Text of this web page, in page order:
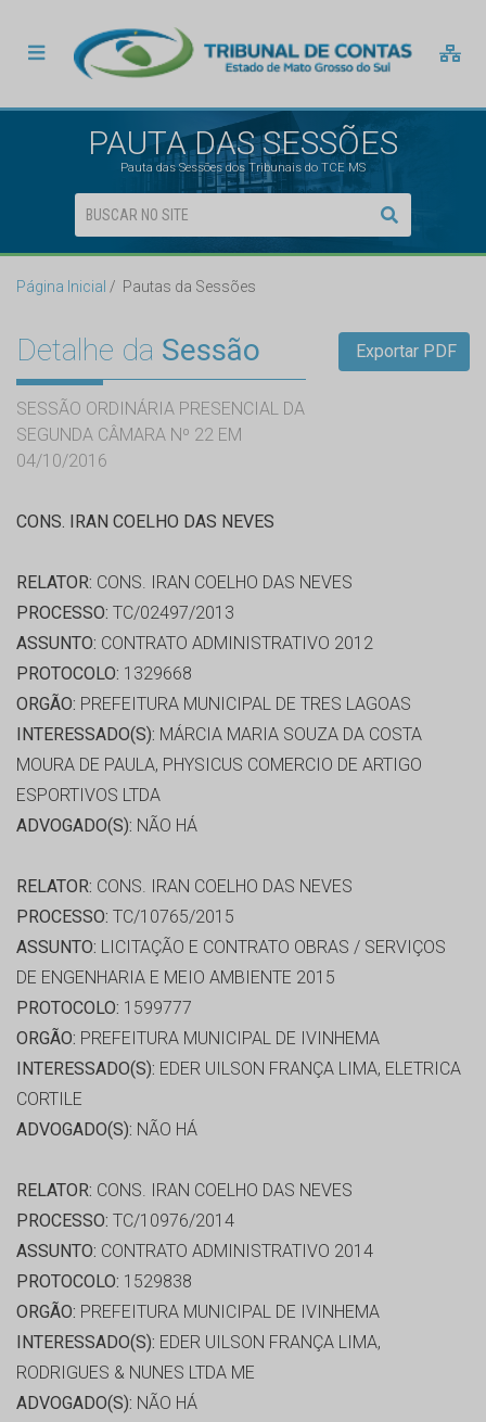
PAUTA DAS SESSÕES
Pauta das Sessões dos Tribunais do TCE MS
Página Inicial Pautas da Sessões
Detalhe da Sessão
SESSÃO ORDINÁRIA PRESENCIAL DA
SEGUNDA CÂMARA Nº 22 EM
04/10/2016
Exportar PDF
CONS. IRAN COELHO DAS NEVES
RELATOR: CONS. IRAN COELHO DAS NEVES
PROCESSO: TC/02497/2013
ASSUNTO: CONTRATO ADMINISTRATIVO 2012
PROTOCOLO: 1329668
ORGÃO: PREFEITURA MUNICIPAL DE TRES LAGOAS
INTERESSADO(S): MÁRCIA MARIA SOUZA DA COSTA
MOURA DE PAULA, PHYSICUS COMERCIO DE ARTIGO
ESPORTIVOS LTDA
ADVOGADO(S): NÃO HÁ
RELATOR: CONS. IRAN COELHO DAS NEVES
PROCESSO: TC/10765/2015
ASSUNTO: LICITAÇÃO E CONTRATO OBRAS / SERVIÇOS
DE ENGENHARIA E MEIO AMBIENTE 2015
PROTOCOLO: 1599777
ORGÃO: PREFEITURA MUNICIPAL DE IVINHEMA
INTERESSADO(S): EDER UILSON FRANÇA LIMA, ELETRICA
CORTILE
ADVOGADO(S): NÃO HÁ
RELATOR: CONS. IRAN COELHO DAS NEVES
PROCESSO: TC/10976/2014
ASSUNTO: CONTRATO ADMINISTRATIVO 2014
PROTOCOLO: 1529838
ORGÃO: PREFEITURA MUNICIPAL DE IVINHEMA
INTERESSADO(S): EDER UILSON FRANÇA LIMA,
RODRIGUES & NUNES LTDA ME
ADVOGADO(S): NÃO HÁ